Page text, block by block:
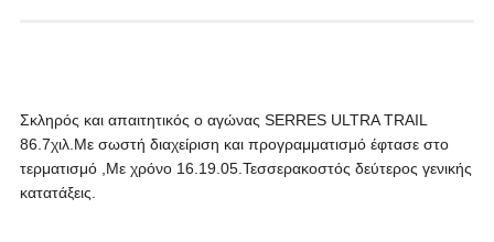
Σκληρός και απαιτητικός ο αγώνας SERRES ULTRA TRAIL
86.7χιλ.Με σωστή διαχείριση και προγραμματισμό έφτασε στο
τερματισμό ,Με χρόνο 16.19.05.Τεσσερακοστός δεύτερος γενικής
κατατάξεις.